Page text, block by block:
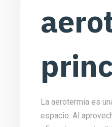
La aerotermia es
espacio. Al